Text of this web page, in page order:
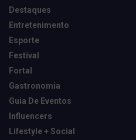
Destaques
Entretenimento
Esporte
Festival
Fortal
Gastronomia
Guia De Eventos
Influencers
Lifestyle + Social